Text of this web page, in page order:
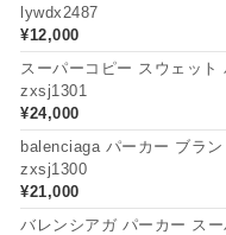
lywdx2487
¥12,000
スーパーコピー スウェッ
zxsj1301
¥24,000
balenciaga パーカー ブラ
zxsj1300
¥21,000
バレンシアガ パーカー ス